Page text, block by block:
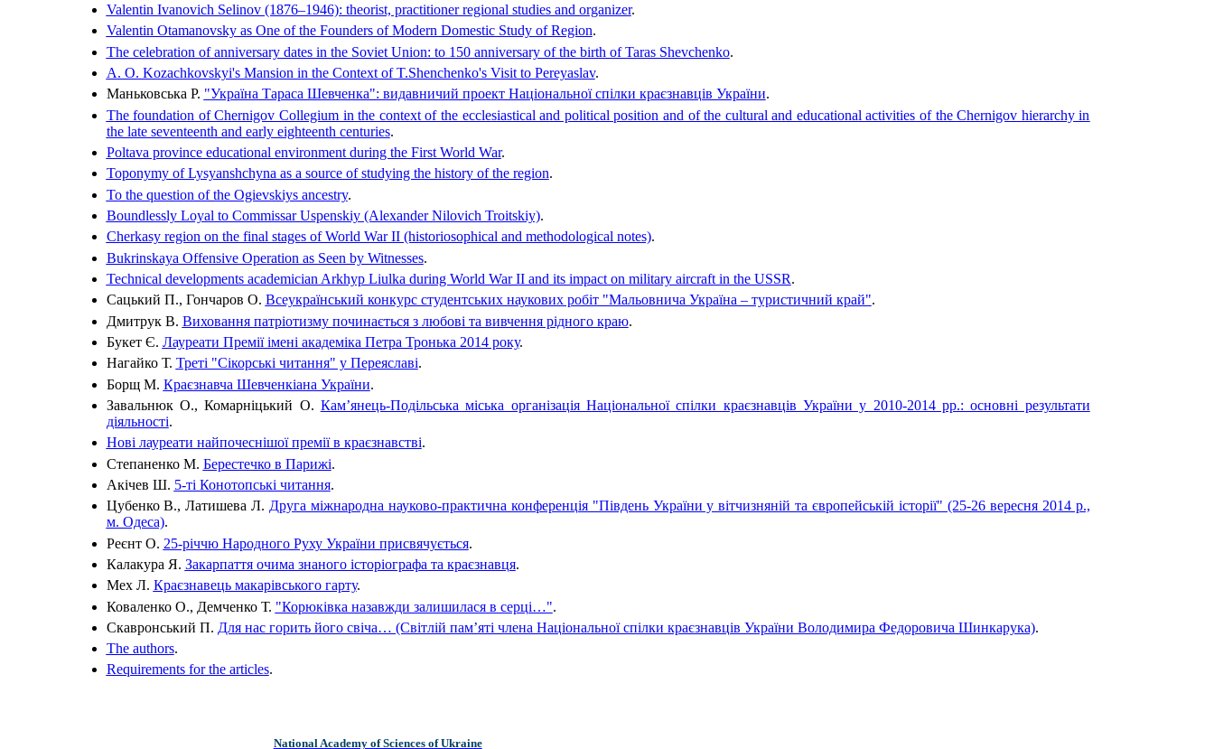
Valentin Ivanovich Selinov (1876–1946): theorist, practitioner regional studies and organizer.
Valentin Otamanovsky as One of the Founders of Modern Domestic Study of Region.
The celebration of anniversary dates in the Soviet Union: to 150 anniversary of the birth of Taras Shevchenko.
A. O. Kozachkovskyi's Mansion in the Context of T.Shenchenko's Visit to Pereyaslav.
Маньковська Р. "Україна Тараса Шевченка": видавничий проект Національної спілки краєзнавців України.
The foundation of Chernigov Collegium in the context of the ecclesiastical and political position and of the cultural and educational activities of the Chernigov hierarchy in
the late seventeenth and early eighteenth centuries.
Poltava province educational environment during the First World War.
Toponymy of Lysyanshchyna as a source of studying the history of the region.
To the question of the Ogievskiys ancestry.
Boundlessly Loyal to Commissar Uspenskiy (Alexander Nilovich Troitskiy).
Cherkasy region on the final stages of World War II (historiosophical and methodological notes).
Bukrinskaya Offensive Operation as Seen by Witnesses.
Technical developments academician Arkhyp Liulka during World War II and its impact on military aircraft in the USSR.
Сацький П., Гончаров О. Всеукраїнський конкурс студентських наукових робіт "Мальовнича Україна – туристичний край".
Дмитрук В. Виховання патріотизму починається з любові та вивчення рідного краю.
Букет Є. Лауреати Премії імені академіка Петра Тронька 2014 року.
Нагайко Т. Треті "Сікорські читання" у Переяславі.
Борщ М. Краєзнавча Шевченкіана України.
Завальнюк О., Комарніцький О. Кам’янець-Подільська міська організація Національної спілки краєзнавців України у 2010-2014 рр.: основні результати
діяльності.
Нові лауреати найпочеснішої премії в краєзнавстві.
Степаненко М. Берестечко в Парижі.
Акічев Ш. 5-ті Конотопські читання.
Цубенко В., Латишева Л. Друга міжнародна науково-практична конференція "Південь України у вітчизняній та європейській історії" (25-26 вересня 2014 р.,
м. Одеса).
Реєнт О. 25-річчю Народного Руху України присвячується.
Калакура Я. Закарпаття очима знаного історіографа та краєзнавця.
Мех Л. Краєзнавець макарівського гарту.
Коваленко О., Демченко Т. "Корюківка назавжди залишилася в серці…".
Скавронський П. Для нас горить його свіча… (Світлій пам’яті члена Національної спілки краєзнавців України Володимира Федоровича Шинкарука).
The authors.
Requirements for the articles.
National Academy of Sciences of Ukraine